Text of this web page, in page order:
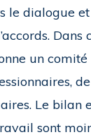
le dialogue et
un
Le bilan
sont